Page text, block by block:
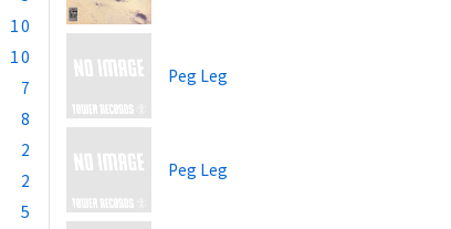
10
10
7
8
2
2
5
Peg Leg
Peg Leg